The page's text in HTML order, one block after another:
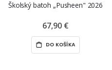
Školský batoh „Pusheen" 2026
67,90 €
DO KOŠÍKA